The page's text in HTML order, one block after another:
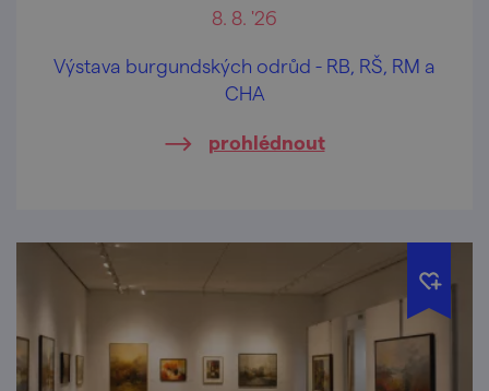
8. 8. '26
Výstava burgundských odrůd - RB, RŠ, RM a
CHA
prohlédnout